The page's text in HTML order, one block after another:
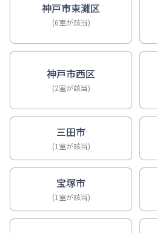
神戸市東灘区
(6室が該当)
神戸市西区
(2室が該当)
三田市
(1室が該当)
宝塚市
(1室が該当)